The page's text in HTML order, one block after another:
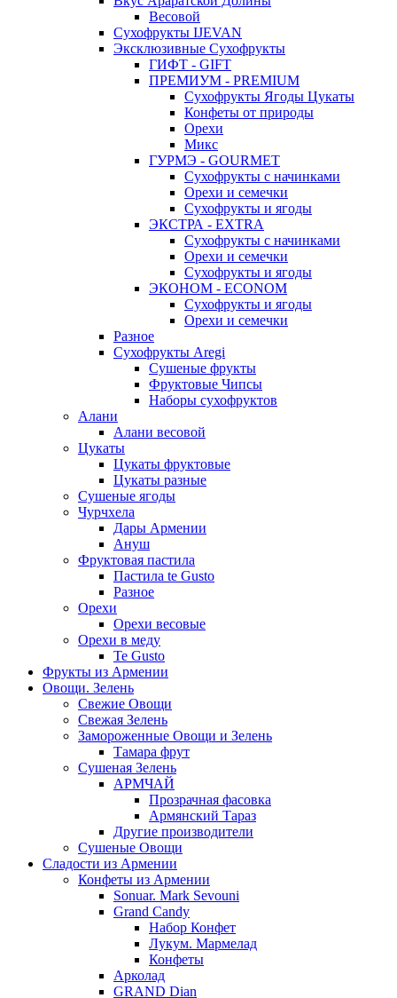
Весовой
Сухофрукты IJEVAN
Эксклюзивные Сухофрукты
ГИФТ - GIFT
ПРЕМИУМ - PREMIUM
Сухофрукты Ягоды Цукаты
Конфеты от природы
Орехи
Микс
ГУРМЭ - GOURMET
Сухофрукты с начинками
Орехи и семечки
Сухофрукты и ягоды
ЭКСТРА - EXTRA
Сухофрукты с начинками
Орехи и семечки
Сухофрукты и ягоды
ЭКОНОМ - ECONOM
Сухофрукты и ягоды
Орехи и семечки
Разное
Сухофрукты Aregi
Сушеные фрукты
Фруктовые Чипсы
Наборы сухофруктов
Алани
Алани весовой
Цукаты
Цукаты фруктовые
Цукаты разные
Сушеные ягоды
Чурчхела
Дары Армении
Ануш
Фруктовая пастила
Пастила te Gusto
Разное
Орехи
Орехи весовые
Орехи в меду
Te Gusto
Фрукты из Армении
Овощи. Зелень
Свежие Овощи
Свежая Зелень
Замороженные Овощи и Зелень
Тамара фрут
Сушеная Зелень
АРМЧАЙ
Прозрачная фасовка
Армянский Тараз
Другие производители
Сушеные Овощи
Сладости из Армении
Конфеты из Армении
Sonuar. Mark Sevouni
Grand Candy
Набор Конфет
Лукум. Мармелад
Конфеты
Арколад
GRAND Dian